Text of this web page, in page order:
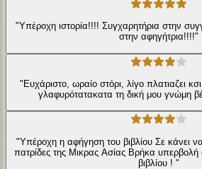
"Υπέροχη ιστορία!!!! Συγχαρητήρια στην
στην αφηγήτρια!!!!"
"Ευχάριστο, ωραίο στόρι, λίγο πλατιαζει
"Υπέροχη η αφήγηση του βιβλίου Σε κάνει να
πατρίδες της Μικρας Ασίας Βρήκα
βιβλίου ! "